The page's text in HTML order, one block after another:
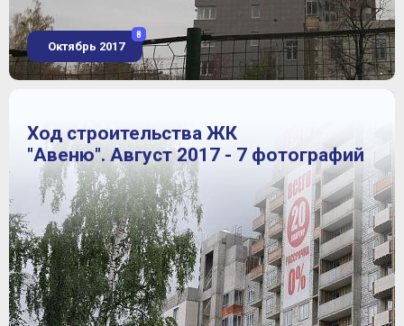
Октябрь 2017
8
Ход строительства ЖК
"Авеню". Август 2017 - 7 фотографий